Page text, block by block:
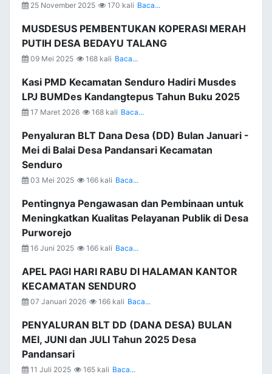
25 November 2025 170 kali Baca...
MUSDESUS PEMBENTUKAN KOPERASI MERAH
PUTIH DESA BEDAYU TALANG
09 Mei 2025 168 kali Baca...
Kasi PMD Kecamatan Senduro Hadiri Musdes
LPJ BUMDes Kandangtepus Tahun Buku 2025
17 Maret 2026 168 kali Baca...
Penyaluran BLT Dana Desa (DD) Bulan Januari -
Mei di Balai Desa Pandansari Kecamatan
Senduro
03 Mei 2025 166 kali Baca...
Pentingnya Pengawasan dan Pembinaan untuk
Meningkatkan Kualitas Pelayanan Publik di Desa
Purworejo
16 Juni 2025 166 kali Baca...
APEL PAGI HARI RABU DI HALAMAN KANTOR
KECAMATAN SENDURO
07 Januari 2026 166 kali Baca...
PENYALURAN BLT DD (DANA DESA) BULAN
MEI, JUNI dan JULI Tahun 2025 Desa
Pandansari
11 Juli 2025 165 kali Baca...